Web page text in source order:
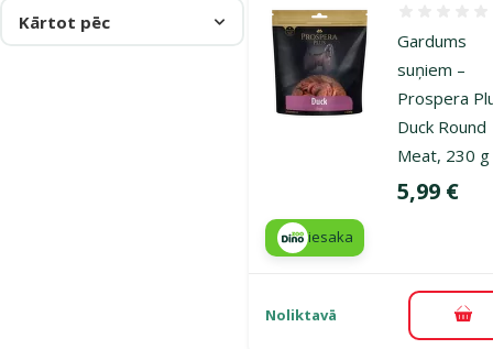
Kārtot pēc
Gardums
suņiem –
Prospera
Duck Round
Meat, 230 g
Cena
5,99 €
iesaka
Noliktavā